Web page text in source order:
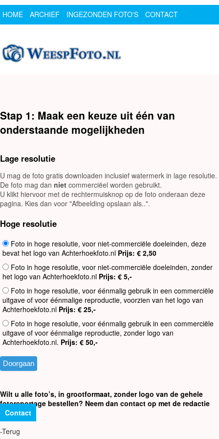
HOME ARCHIEF INGEZONDEN FOTO'S
CONTACT
Stap 1: Maak een keuze uit één van
onderstaande mogelijkheden
Lage resolutie
U mag de foto gratis downloaden inclusief watermerk in lage resolutie.
De foto mag dan niet commerciëel worden gebruikt.
U klikt hiervoor met de rechtermuisknop op de foto onderaan deze
pagina. Kies dan voor "Afbeelding opslaan als..".
Hoge resolutie
Foto in hoge resolutie, voor niet-commerciële doeleinden, deze
bevat het logo van Achterhoekfoto.nl Prijs: € 2,50
Foto in hoge resolutie, voor niet-commerciële doeleinden, zonder
het logo van Achterhoekfoto.nl Prijs: € 5,-
Foto in hoge resolutie, voor éénmalig gebruik in een commerciële
uitgave of voor éénmalige reproductie, voorzien van het logo van
Achterhoekfoto.nl Prijs: € 25,-
Foto in hoge resolutie, voor éénmalig gebruik in een commerciële
uitgave of voor éénmalige reproductie, zonder logo van
Achterhoekfoto.nl. Prijs: € 50,-
Wilt u alle foto’s, in grootformaat, zonder logo van de gehele
fotoreportage bestellen? Neem dan contact op met de redactie
Contact
-Terug